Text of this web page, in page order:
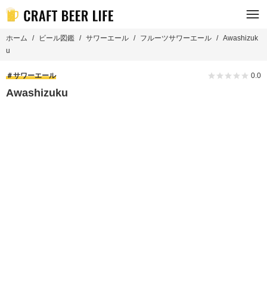
ホーム ビール図鑑 サワーエール フルーツサワーエール
Awashizuk
u
サワーエール 0.0
Awashizuku